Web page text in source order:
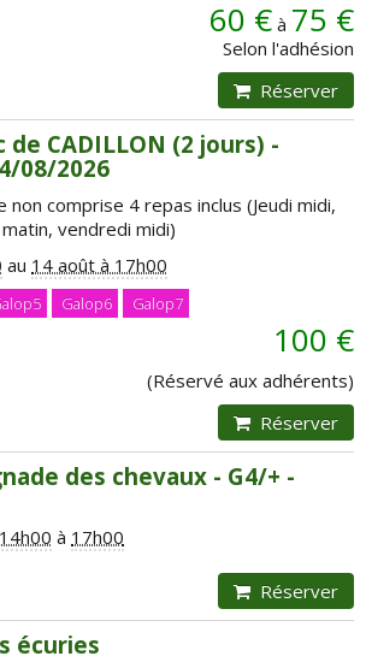
60 € à 75 €
Selon l'adhésion
Réserver
de CADILLON (2 jours) -
08/2026
comprise 4 repas inclus (Jeudi midi,
vendredi midi)
au 14 août à 17h00
Galop6 Galop7
100 €
(Réservé aux adhérents)
Réserver
des chevaux - G4/+ -
à 17h00
Réserver
écuries